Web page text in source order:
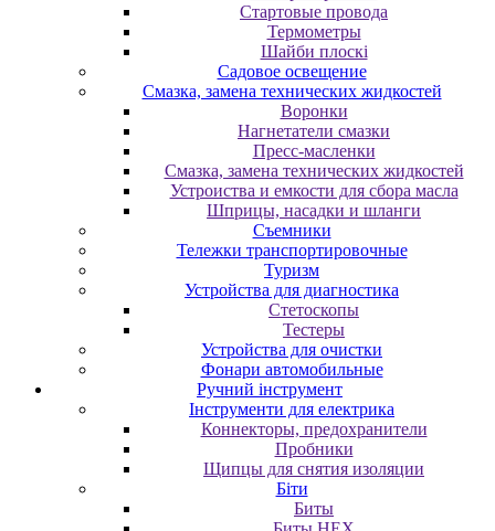
Стартовые провода
Термометры
Шайби плоскі
Садовое освещение
Смазка, замена технических жидкостей
Воронки
Нагнетатели смазки
Пресс-масленки
Смазка, замена технических жидкостей
Устроиства и емкости для сбора масла
Шприцы, насадки и шланги
Съемники
Тележки транспортировочные
Туризм
Устройства для диагностика
Стетоскопы
Тестеры
Устройства для очистки
Фонари автомобильные
Ручний інструмент
Інструменти для електрика
Коннекторы, предохранители
Пробники
Щипцы для снятия изоляции
Біти
Биты